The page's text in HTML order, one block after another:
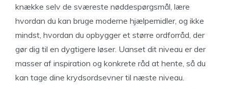
knække selv de sværeste nøddespørgsmål, lære
hvordan du kan bruge moderne hjælpemidler, og ikke
mindst, hvordan du opbygger et større ordforråd, der
gør dig til en dygtigere løser. Uanset dit niveau er der
masser af inspiration og konkrete råd at hente, så du
kan tage dine krydsordsevner til næste niveau.